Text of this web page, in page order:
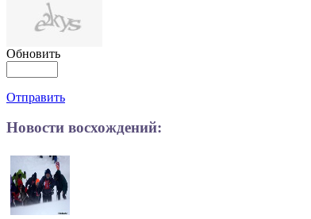
Обновить
Отправить
Новости восхождений: